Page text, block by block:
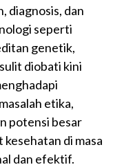
diagnosis, dan
seperti
genetik,
diobati kini
etika,
potensi besar
di masa
dan efektif.